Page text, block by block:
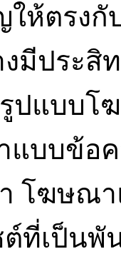
ห้ตรง
มีประ
รูปแบบ
บบข้อค
โฆษณา
ที่เป็นพั